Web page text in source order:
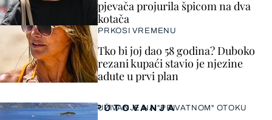
pjevača projurila špicom na dva
kotača
PRKOSI VREMENU
Tko bi joj dao 58 godina? Duboko
rezani kupaći stavio je njezine
adute u prvi plan
PUTOVANJA
UŽIVANJE NA "PRIVATNOM" OTOKU